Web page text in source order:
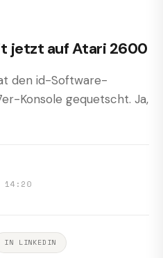
jetzt auf Atari 2600
den id-Software-
Konsole gequetscht. Ja,
14:20
IN LINKEDIN